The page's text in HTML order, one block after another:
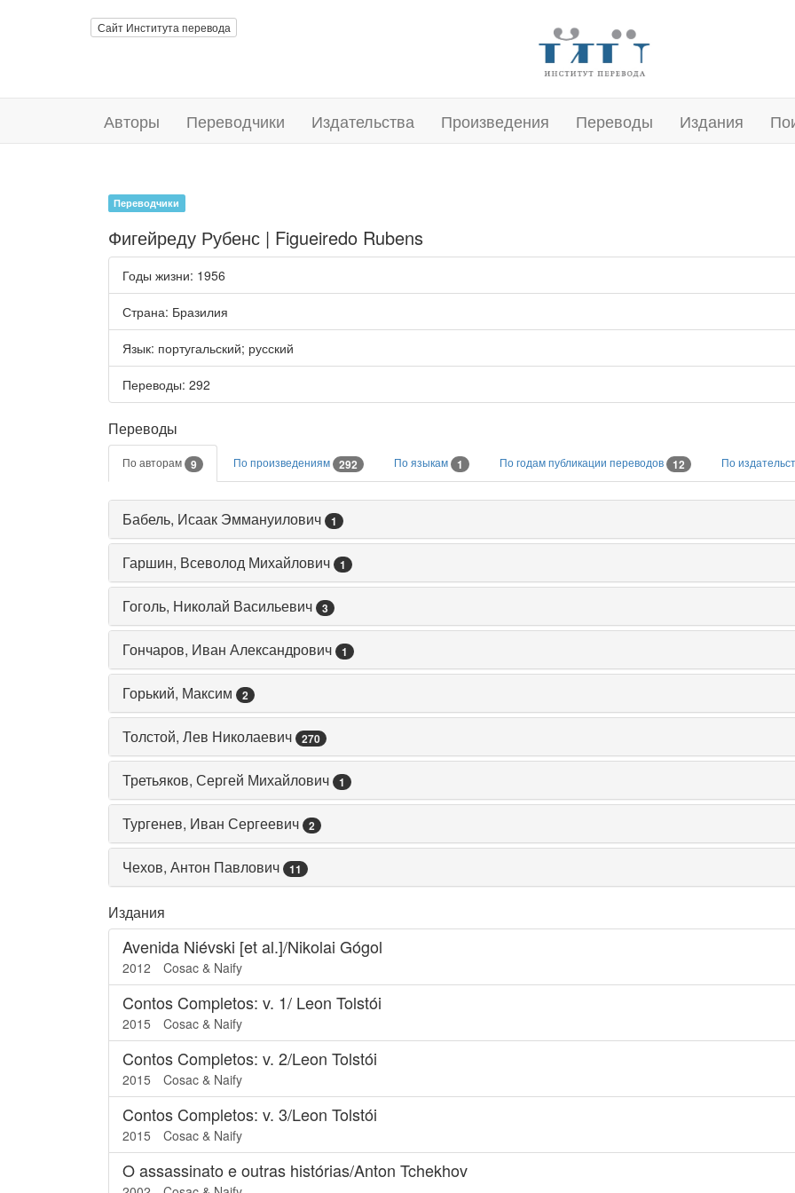
Сайт Института перевода
Авторы Переводчики Издательства Произведения Переводы Издания
Переводчики
Фигейреду Рубенс | Figueiredo Rubens
Годы жизни: 1956
Страна: Бразилия
Язык: португальский; русский
Переводы: 292
Переводы
По авторам 9 По произведениям 292 По языкам 1 По годам публикации переводов 12 По
Бабель, Исаак Эммануилович 1
Гаршин, Всеволод Михайлович 1
Гоголь, Николай Васильевич 3
Гончаров, Иван Александрович 1
Горький, Максим 2
Толстой, Лев Николаевич 270
Третьяков, Сергей Михайлович 1
Тургенев, Иван Сергеевич 2
Чехов, Антон Павлович 11
Издания
Avenida Niévski [et al.]/Nikolai Gógol
2012 Cosac & Naify
Contos Completos: v. 1/ Leon Tolstói
2015 Cosac & Naify
Contos Completos: v. 2/Leon Tolstói
2015 Cosac & Naify
Contos Completos: v. 3/Leon Tolstói
2015 Cosac & Naify
O assassinato e outras histórias/Anton Tchekhov